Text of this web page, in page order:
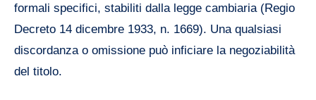
formali specifici, stabiliti dalla legge cambiaria (Regio
Decreto 14 dicembre 1933, n. 1669). Una qualsiasi
discordanza o omissione può inficiare la negoziabilità
del titolo.